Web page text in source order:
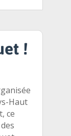
!
Haut
ce